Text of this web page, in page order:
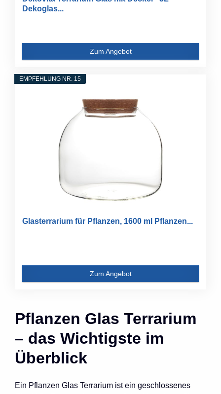
Dekoglas...
Zum Angebot
EMPFEHLUNG NR. 15
Glasterrarium für Pflanzen, 1600 ml Pflanzen...
Zum Angebot
Pflanzen Glas Terrarium
– das Wichtigste im
Überblick
Ein Pflanzen Glas Terrarium ist ein geschlossenes